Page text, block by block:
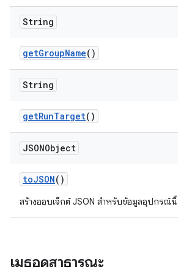
String
getGroupName()
String
getRunTarget()
JSONObject
toJSON()
สร้างออบเจ็กต์ JSON สำหรับข้อมูลอุปกรณ์นี้
เมธอดสาธารณะ